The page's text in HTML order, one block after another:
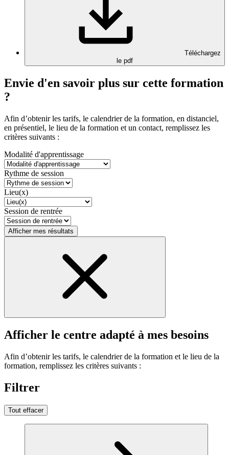
Téléchargez
le pdf
Envie d'en savoir plus sur cette formation
?
Afin d’obtenir les tarifs, le calendrier de la formation, en distanciel,
en présentiel, le lieu de la formation et un contact, remplissez les
critères suivants :
Modalité d'apprentissage
Rythme de session
Lieu(x)
Session de rentrée
Afficher mes résultats
Afficher le centre adapté à mes besoins
Afin d’obtenir les tarifs, le calendrier de la formation et le lieu de la
formation, remplissez les critères suivants :
Filtrer
Tout effacer